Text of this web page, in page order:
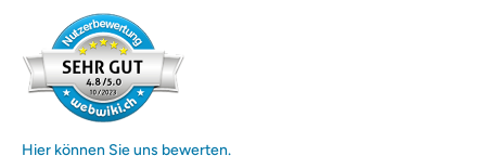
Hier können Sie uns bewerten.